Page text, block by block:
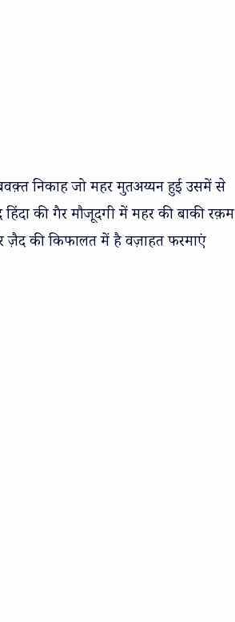
निकाह जो महर मुतअय्यन हुई उसमें से
की गैर मौजूदगी में महर की बाकी रक़म
की किफालत में है वज़ाहत फरमाएं